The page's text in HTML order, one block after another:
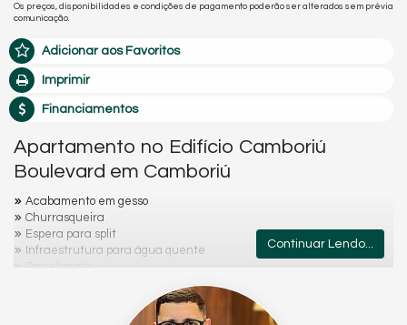
Os preços, disponibilidades e condições de pagamento poderão ser alterados sem prévia
comunicação.
Adicionar aos Favoritos
Imprimir
Financiamentos
Apartamento no Edifício Camboriú
Boulevard em Camboriú
Acabamento em gesso
Churrasqueira
Espera para split
Infraestrutura para água quente
Porcelanato
Churrasqueira à carvão na sacada
Porcelanato na área social
Continuar Lendo...